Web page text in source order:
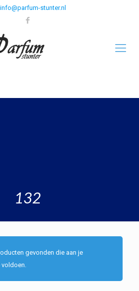
info@parfum-stunter.nl
132
gevonden die aan je
voldoen.